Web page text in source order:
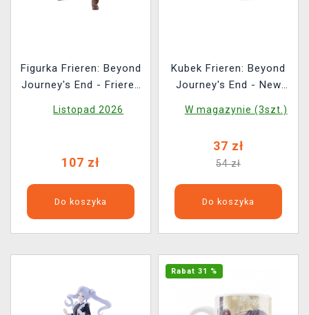
Figurka Frieren: Beyond
Journey's End - Frieren
Listopad 2026
107 zł
Do koszyka
Kubek Frieren: Beyond
Journey's End - New
W magazynie (3szt.)
37 zł
54 zł
Do koszyka
Rabat 31 %